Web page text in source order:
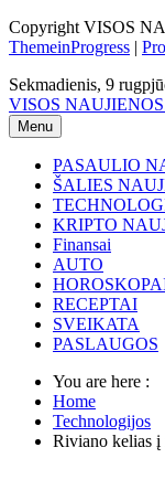
Copyright VISOS
ThemeinProgress |
Sekmadienis, 9
VISOS
Menu
PASAULIO
ŠALIES
KRIPTO
Finansai
AUTO
RECEPTAI
SVEIKATA
PASLAUGOS
You are here :
Home
Technologijos
Riviano kelias į